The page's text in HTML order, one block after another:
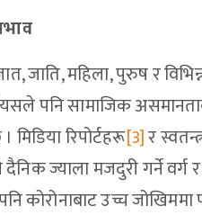
जाति, महिला, पुरुष र
पनि सामाजिक
रिपोर्टहरू[3]र
ज्याला मजदुरी गर्ने वर्ग
कोरोनाबाट उच्च जोखिममा